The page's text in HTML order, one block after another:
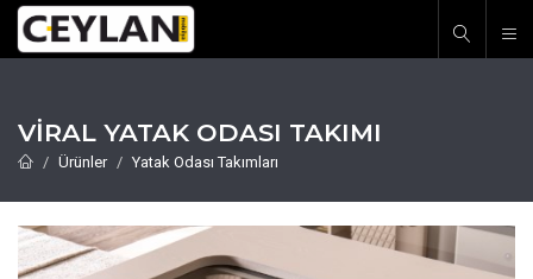
VIRAL YATAK ODASI TAKIMI
Ürünler Yatak Odası Takımları